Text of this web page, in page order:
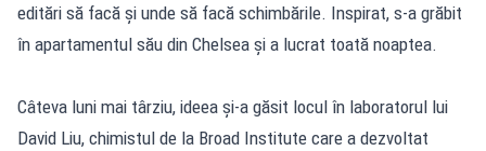
editări să facă şi unde să facă schimbările. Inspirat, s-a grăbit
în apartamentul său din Chelsea şi a lucrat toată noaptea.
Câteva luni mai târziu, ideea şi-a găsit locul în laboratorul lui
David Liu, chimistul de la Broad Institute care a dezvoltat